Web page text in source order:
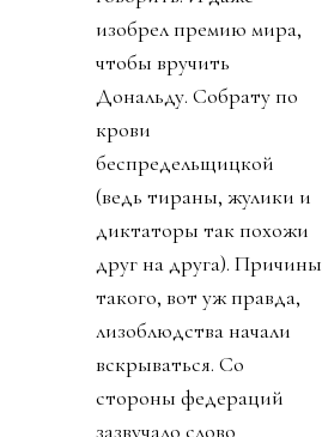
изобрел премию мира,
чтобы вручить
Дональду. Собрату по
крови
беспредельщицкой
(ведь тираны, жулики и
диктаторы так похожи
друг на друга). Причины
такого, вот уж правда,
лизоблюдства начали
вскрываться. Со
стороны федераций
зазвучало слово